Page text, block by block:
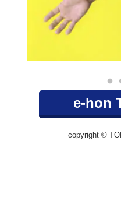
e-hon
copyright ©